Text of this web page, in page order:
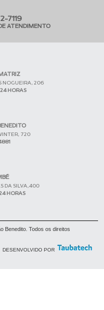
7119
ATENDIMENTO
NOGUEIRA, 206
HORAS
720
DA SILVA,400
HORAS
Benedito. Todos os direitos
DESENVOLVIDO POR